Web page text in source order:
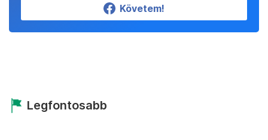
Követem!
Legfontosabb